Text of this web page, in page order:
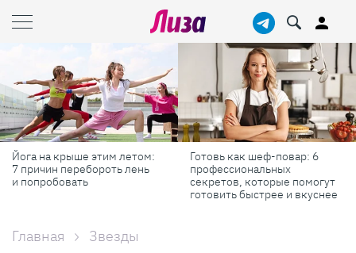
Йога на крыше этим летом:
7 причин перебороть лень
и попробовать
Готовь как шеф-повар: 6
профессиональных
секретов, которые помогут
готовить быстрее и вкуснее
Главная Звезды